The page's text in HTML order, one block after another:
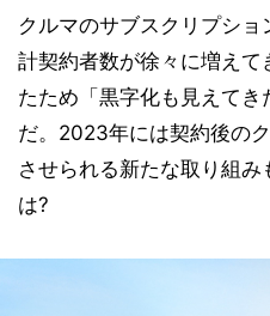
クルマのサブスクリプシ
計契約者数が徐々に増えて
たため「黒字化も見えてき
だ。2023年には契約後の
させられる新たな取り組
は?